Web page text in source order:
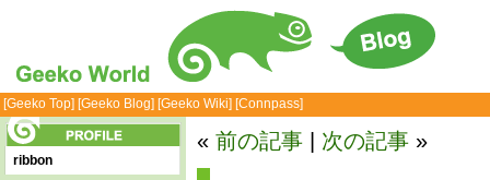
[Geeko Top] [Geeko Blog] [Geeko Wiki] [Connpass]
« 前の記事 次の記事 »
ribbon